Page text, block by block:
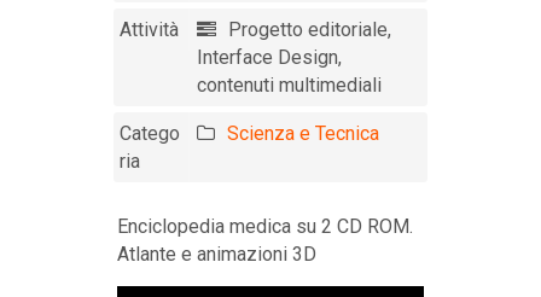
Attività
Progetto editoriale,
Interface Design,
contenuti multimediali
Catego
ria
Scienza e Tecnica
Enciclopedia medica su 2 CD ROM.
Atlante e animazioni 3D